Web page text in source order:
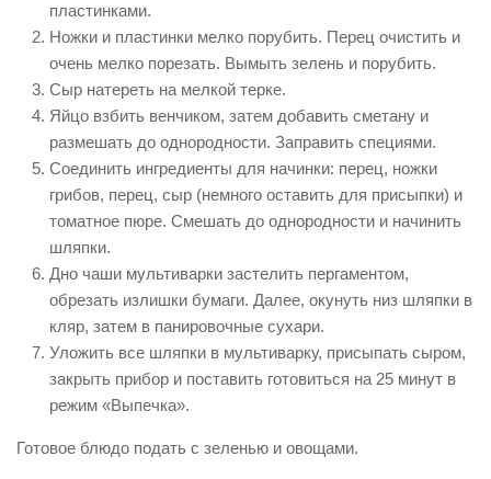
пластинками.
Ножки и пластинки мелко порубить. Перец очистить и
очень мелко порезать. Вымыть зелень и порубить.
Сыр натереть на мелкой терке.
Яйцо взбить венчиком, затем добавить сметану и
размешать до однородности. Заправить специями.
Соединить ингредиенты для начинки: перец, ножки
грибов, перец, сыр (немного оставить для присыпки) и
томатное пюре. Смешать до однородности и начинить
шляпки.
Дно чаши мультиварки застелить пергаментом,
обрезать излишки бумаги. Далее, окунуть низ шляпки в
кляр, затем в панировочные сухари.
Уложить все шляпки в мультиварку, присыпать сыром,
закрыть прибор и поставить готовиться на 25 минут в
режим «Выпечка».
Готовое блюдо подать с зеленью и овощами.